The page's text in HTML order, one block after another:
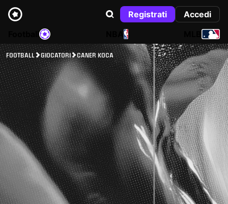
Registrati
Accedi
NBA
FOOTBALL GIOCATORI CANER KOCA